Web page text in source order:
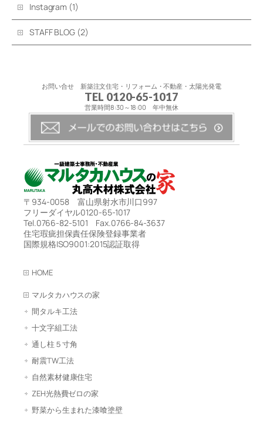
Instagram (1)
STAFF BLOG (2)
お問い合せ 新築注文住宅・リフォーム・不動産・太陽光発電
TEL 0120-65-1017
営業時間8:30～18:00 年中無休
〒934-0058 富山県射水市川口997
フリーダイヤル0120-65-1017
Tel.0766-82-5101 Fax.0766-84-3637
住宅瑕疵担保責任保険登録事業者
国際規格ISO9001:2015認証取得
HOME
マルタカハウスの家
間タルキ工法
十文字組工法
通し柱５寸角
耐震TW工法
自然素材健康住宅
ZEH光熱費ゼロの家
野菜から生まれた漆喰塗壁